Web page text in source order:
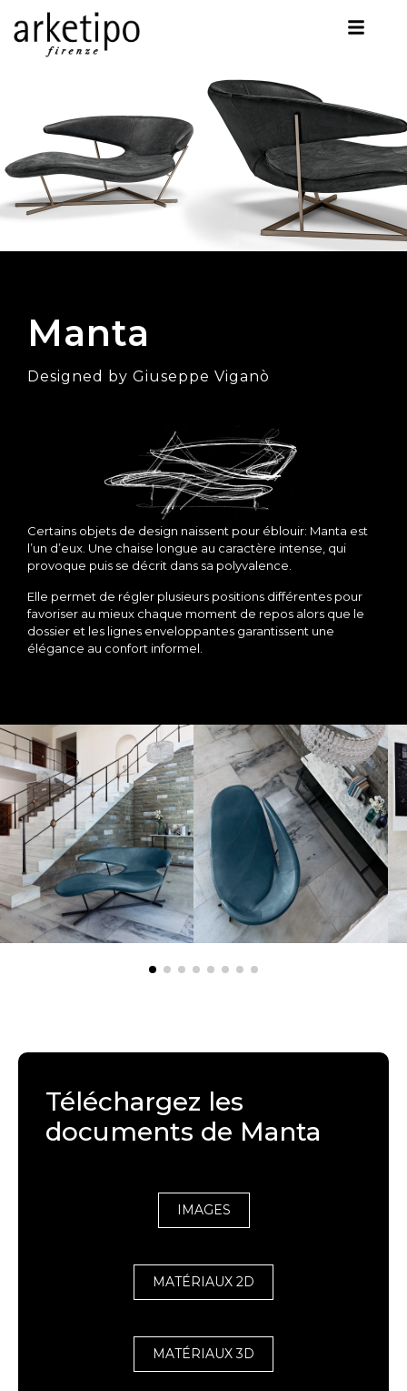
Manta
Designed by Giuseppe Viganò
Certains objets de design naissent pour éblouir: Manta est
l’un d’eux. Une chaise longue au caractère intense, qui
provoque puis se décrit dans sa polyvalence.
Elle permet de régler plusieurs positions différentes pour
favoriser au mieux chaque moment de repos alors que le
dossier et les lignes enveloppantes garantissent une
élégance au confort informel.
Téléchargez les
documents de Manta
IMAGES
MATÉRIAUX 2D
MATÉRIAUX 3D